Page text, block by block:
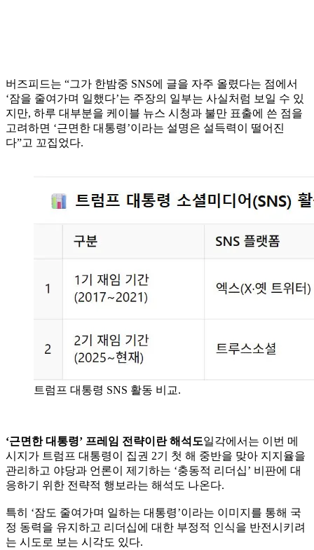
버즈피드는 “그가 한밤중 SNS에 글을 자주 올렸다는 점에서
‘잠을 줄여가며 일했다’는 주장의 일부는 사실처럼 보일 수 있
지만, 하루 대부분을 케이블 뉴스 시청과 불만 표출에 쓴 점을
고려하면 ‘근면한 대통령’이라는 설명은 설득력이 떨어진
다”고 꼬집었다.
트럼프 대통령 SNS 활동 비교.
‘근면한 대통령’ 프레임 전략이란 해석도일각에서는 이번 메
시지가 트럼프 대통령이 집권 2기 첫 해 중반을 맞아 지지율을
관리하고 야당과 언론이 제기하는 ‘충동적 리더십’ 비판에 대
응하기 위한 전략적 행보라는 해석도 나온다.
특히 ‘잠도 줄여가며 일하는 대통령’이라는 이미지를 통해 국
정 동력을 유지하고 리더십에 대한 부정적 인식을 반전시키려
는 시도로 보는 시각도 있다.